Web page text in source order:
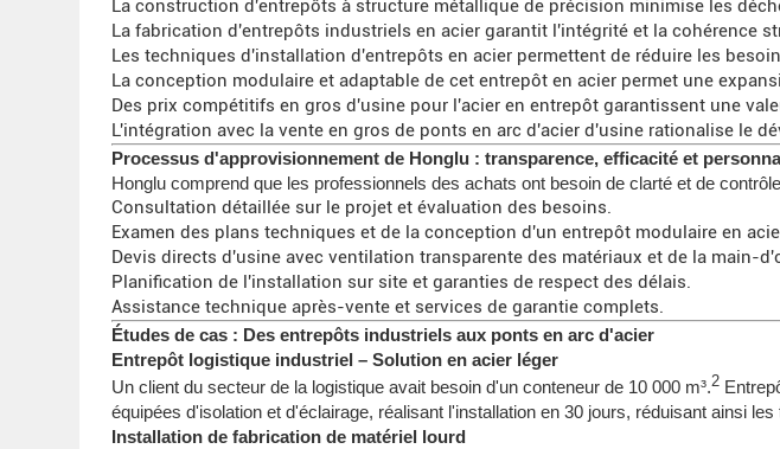
La construction d'entrepôts à structure métallique de précision minimise les
La fabrication d'entrepôts industriels en acier garantit l'intégrité et la cohérence
Les techniques d'installation d'entrepôts en acier permettent de réduire les
La conception modulaire et adaptable de cet entrepôt en acier permet une
Des prix compétitifs en gros d'usine pour l'acier en entrepôt garantissent une
L'intégration avec la vente en gros de ponts en arc d'acier d'usine rationalise le
Processus d'approvisionnement de Honglu : transparence, efficacité et
Honglu comprend que les professionnels des achats ont besoin de clarté et de
Consultation détaillée sur le projet et évaluation des besoins.
Examen des plans techniques et de la conception d'un entrepôt modulaire en
Devis directs d'usine avec ventilation transparente des matériaux et de la main-
Planification de l'installation sur site et garanties de respect des délais.
Assistance technique après-vente et services de garantie complets.
Études de cas : Des entrepôts industriels aux ponts en arc d'acier
Entrepôt logistique industriel – Solution en acier léger
Un client du secteur de la logistique avait besoin d'un conteneur de 10 000 m³.2
équipées d'isolation et d'éclairage, réalisant l'installation en 30 jours, réduisant ainsi
Installation de fabrication de matériel lourd